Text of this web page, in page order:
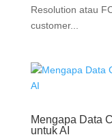
Resolution atau
customer...
Mengapa Data
untuk AI